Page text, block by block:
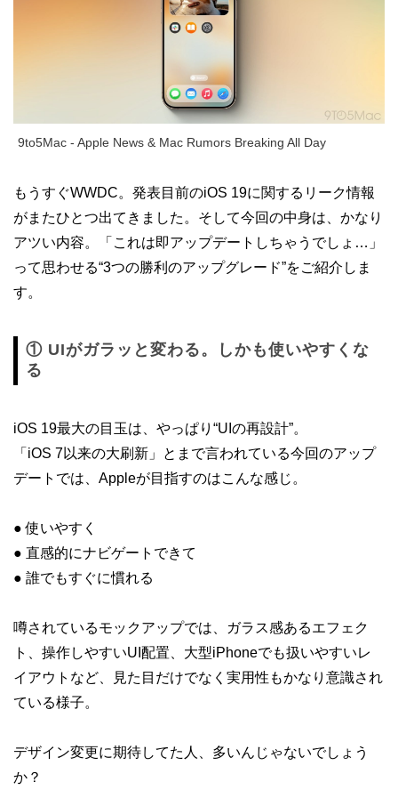
9to5Mac - Apple News & Mac Rumors Breaking All Day
もうすぐWWDC。発表目前のiOS 19に関するリーク情報
がまたひとつ出てきました。そして今回の中身は、かなり
アツい内容。「これは即アップデートしちゃうでしょ…」
って思わせる“3つの勝利のアップグレード”をご紹介しま
す。
① UIがガラッと変わる。しかも使いやすくな
る
iOS 19最大の目玉は、やっぱり“UIの再設計”。
「iOS 7以来の大刷新」とまで言われている今回のアップ
デートでは、Appleが目指すのはこんな感じ。
● 使いやすく
● 直感的にナビゲートできて
● 誰でもすぐに慣れる
噂されているモックアップでは、ガラス感あるエフェク
ト、操作しやすいUI配置、大型iPhoneでも扱いやすいレ
イアウトなど、見た目だけでなく実用性もかなり意識され
ている様子。
デザイン変更に期待してた人、多いんじゃないでしょう
か？